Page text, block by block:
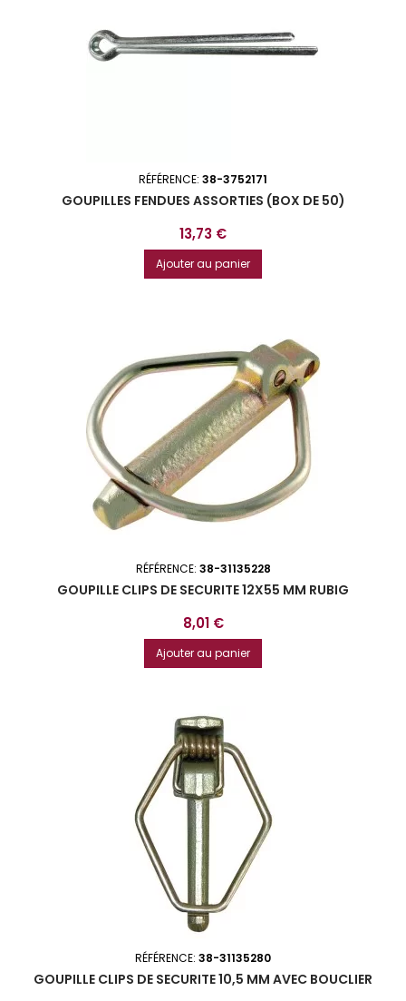
RÉFÉRENCE: 38-3752171
GOUPILLES FENDUES ASSORTIES (BOX DE 50)
Prix
13,73 €
Ajouter au panier
RÉFÉRENCE: 38-31135228
GOUPILLE CLIPS DE SECURITE 12X55 MM RUBIG
Prix
8,01 €
Ajouter au panier
RÉFÉRENCE: 38-31135280
GOUPILLE CLIPS DE SECURITE 10,5 MM AVEC BOUCLIER